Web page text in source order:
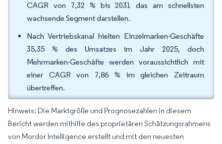
CAGR von 7,32 % bis 2031 das am schnellsten
wachsende Segment darstellen.
Nach Vertriebskanal hielten Einzelmarken-Geschäfte
35,35 % des Umsatzes im Jahr 2025, doch
Mehrmarken-Geschäfte werden voraussichtlich mit
einer CAGR von 7,86 % im gleichen Zeitraum
übertreffen.
Hinweis: Die Marktgröße und Prognosezahlen in diesem
Bericht werden mithilfe des proprietären Schätzungsrahmens
von Mordor Intelligence erstellt und mit den neuesten